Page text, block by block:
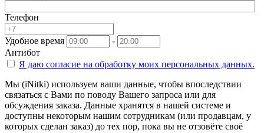
Телефон
Удобное время
-
Антибот
Я даю согласие на обработку моих персональных данных.
Мы (iNitki) используем ваши данные, чтобы впоследствии
связаться с Вами по поводу Вашего запроса или для
обсуждения заказа. Данные хранятся в нашей системе и
доступны некоторым нашим сотрудникам (или продавцам, у
которых сделан заказ) до тех пор, пока вы не отзовёте своё